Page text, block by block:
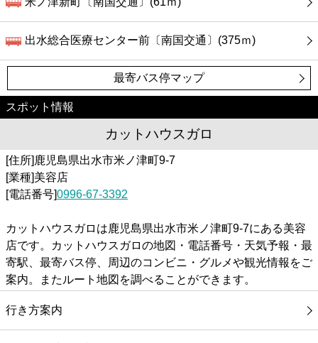
出水総合医療センター前〔南国交通〕(375ｍ)
最寄バス停マップ
スポット情報
カットハウスガロ
[住所]鹿児島県出水市米ノ津町9-7
[業種]美容店
[電話番号]0996-67-3392
カットハウスガロは鹿児島県出水市米ノ津町9-7にある美容
店です。カットハウスガロの地図・電話番号・天気予報・最
寄駅、最寄バス停、周辺のコンビニ・グルメや観光情報をご
案内。またルート地図を調べることができます。
行き方案内